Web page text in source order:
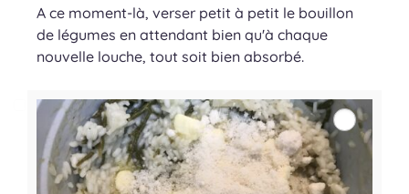
A ce moment-là, verser petit à petit le bouillon
de légumes en attendant bien qu'à chaque
nouvelle louche, tout soit bien absorbé.